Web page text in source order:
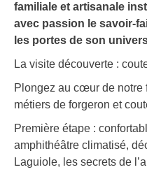
familiale et artisanale
avec passion le savoir-
les portes de son
La visite découverte :
Plongez au cœur de notre
métiers de forgeron et
Première étape :
amphithéâtre climatisé,
Laguiole, les secrets de